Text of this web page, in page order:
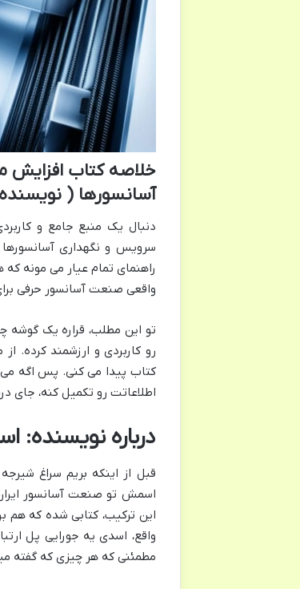
خلاصه کتاب
آسانسورها (
دنبال یک منبع جامع و
سرویس و نگهداری
راهنمای تمام عیار می مونه
واقعی صنعت آسانسور حرفی
تو این مطلب، قراره یک گوشه
رو کاربردی و ارزشمند کرده.
کتاب پیدا می کنی. پس اگه می
اطلاعاتت رو تکمیل کنه، جای
درباره
قبل از اینکه بریم سراغ
اسمش تو صنعت آسانسور
این ترکیب، کتابی شده که هم
واقع، اسدی یه جورایی پل
مطمئنی که هر چیزی که گفته